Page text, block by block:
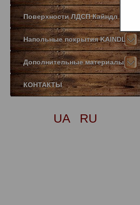
Поверхности ЛДСП Кайндл
Напольные покрытия KAINDL
Дополнительные материалы
КОНТАКТЫ
UA RU